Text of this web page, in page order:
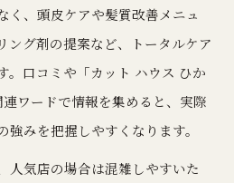
く、頭皮ケアや髪質改善メニュ
ング剤の提案など、トータルケア
。口コミや「カット ハウス ひか
ワードで情報を集めると、実際
みを把握しやすくなります。
人気店の場合は混雑しやすいた